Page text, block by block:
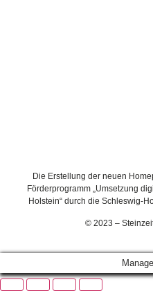
Die Erstellung der neuen
Förderprogramm „Umsetzung
Holstein“ durch die Schleswig-
© 2023 –